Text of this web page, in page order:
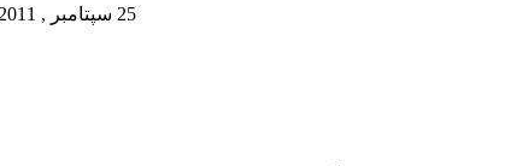
25 سپتامبر , 2011